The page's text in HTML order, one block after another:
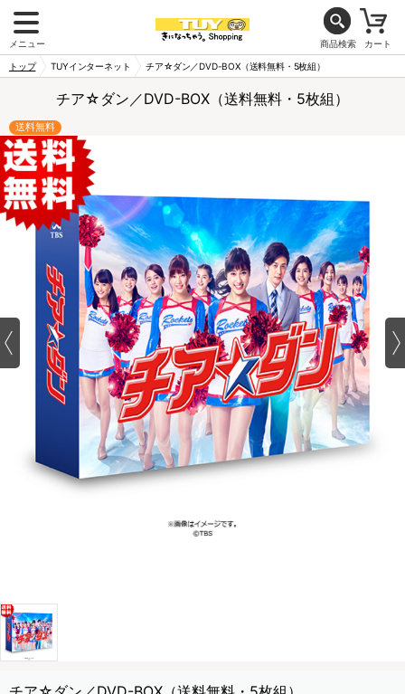
メニュー 商品検索 カート
トップ TUYインターネット チア☆ダン／DVD-BOX（送料無料・5枚組）
チア☆ダン／DVD-BOX（送料無料・5枚組）
送料無料